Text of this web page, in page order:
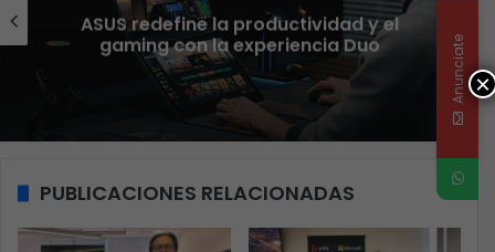
El 73% de las empresas en LATAM
aseguran que el phishing sigue
funcionando
PUBLICACIONES RELACIONADAS
×
Anunciate